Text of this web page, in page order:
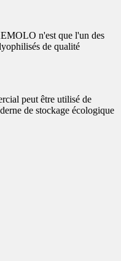
n'est que l'un des
de qualité
peut être utilisé de
de stockage écologique